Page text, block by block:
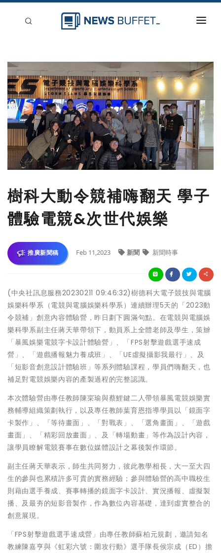
新聞稿分類
登入
刊登
樹科大動令競補嗨翻天 學子
體驗電競&次世代娛樂
推廣新聞稿 Feb 11,2023 新聞 新聞時事
(中央社訊息服務20230211 09:46:32)樹德科大電子競技與電腦
娛樂科學系（電競與電腦娛樂科學系）連續辦理5天的「2023動
令競補」創意內容體驗營，昨日劃下圓滿句點。在電競與電腦娛
樂科學系副主任蔣天華帶領下，動員系上全體老師及學生，策辧
「暴風娛樂電競字卡設計體驗營」、「FPS射擊遊戲選手速成
營」、「遊戲播報魅力養成班」、「UE虛擬攝影我最行」、及
「短影音創意設計體驗班」等系列體驗課程，學員們嗨翻天，也
補足對電競娛樂內容的產製過程的完整認識。
本次體驗營由專任教師陳寀瑜與蔡鯉鍵二人帶領暴風電競娛樂實
務輔導組織策劃執行，以及專任教師葉育恩指導學員以「鏡面字
卡製作」、「等待畫面」、「對戰表」、「選角畫面」、「遊戲
畫面」、「精彩回放畫面」、及「轉場動畫」等作為設計內容，
讓學員瞭解電競賽事在數位媒體設計之幕後製作環節。
副主任蔣天華表示，師生共同努力，彼此教學相長，大一至大四
生的參與也累積許多可貴的實務經驗；參與體驗營的高中職校生
則藉由選手養成、賽事轉播的鏡面字卡設計、實況播報、虛擬製
播、及最夯的短影音製作，作為數位內容基礎，達到虛實整合的
創意展現。
「FPS射擊遊戲選手速成營」由專任教師蘇柏元規劃，邀請知名
教練陳嘉亨與《虹彩六號：圍攻行動》選手隊長侯宗成（ED）擔